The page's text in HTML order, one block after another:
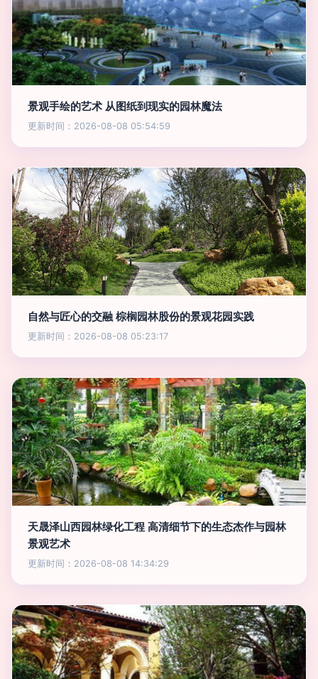
景观手绘的艺术 从图纸到现实的园林魔法
更新时间：2026-08-08 05:54:59
自然与匠心的交融 棕榈园林股份的景观花园实践
更新时间：2026-08-08 05:23:17
天晟泽山西园林绿化工程 高清细节下的生态杰作与园林
景观艺术
更新时间：2026-08-08 14:34:29